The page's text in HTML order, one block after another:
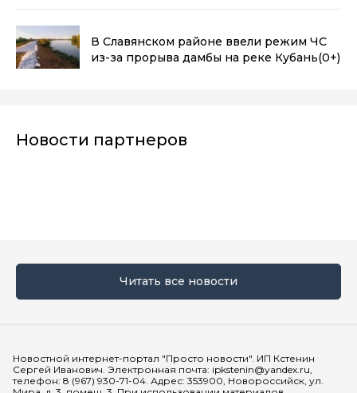
В Славянском районе ввели режим ЧС
из-за прорыва дамбы на реке Кубань(0+)
Новости партнеров
Читать все новости
Новостной интернет-портал "Просто новости". ИП Кстенин
Сергей Иванович. Электронная почта: ipkstenin@yandex.ru,
телефон: 8 (967) 930-71-04. Адрес: 353900, Новороссийск, ул.